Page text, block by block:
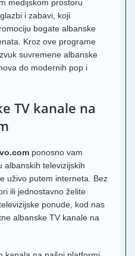
medijskom prostoru
i zabavi, koji
bogate albanske
Kroz ove programe
suvremene albanske
do modernih pop i
TV kanale na
ponosno vam
albanskih televizijskih
uživo putem interneta. Bez
ili jednostavno želite
ponude, kod nas
albanske TV kanale na